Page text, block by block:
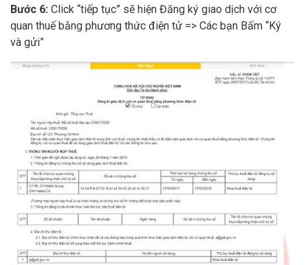
Bước 6: Click “tiếp tục” sẽ hiện Đăng ký giao dịch với cơ
quan thuế bằng phương thức điện tử => Các bạn Bấm “Ký
và gửi”